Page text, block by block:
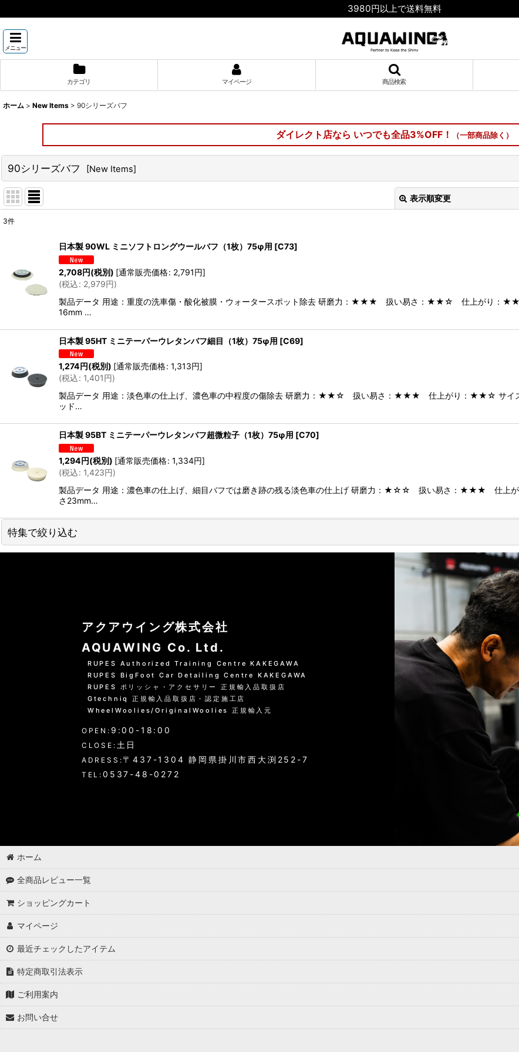
3980円以上で送料無料
メニュー
カテゴリ マイページ 商品検索
ホーム > New Items > 90シリーズバフ
ダイレクト店なら いつでも全品3%OFF！ （一部商品除く）
90シリーズバフ [New Items]
表示順変更
絞り込む
3件
日本製 90WL ミニソフトロングウールバフ（1枚）75φ用 [C73]
2,708円(税別) [通常販売価格: 2,791円]
(税込: 2,979円)
製品データ 用途：重度の洗車傷・酸化被膜・ウォータースポット除去 研磨力：★★★ 扱い易さ：★★☆ 仕上がり：
16mm …
日本製 95HT ミニテーパーウレタンバフ細目（1枚）75φ用 [C69]
1,274円(税別) [通常販売価格: 1,313円]
(税込: 1,401円)
製品データ 用途：淡色車の仕上げ、濃色車の中程度の傷除去 研磨力：★★☆ 扱い易さ：★★★ 仕上がり：★★☆ サイ
ッド…
日本製 95BT ミニテーパーウレタンバフ超微粒子（1枚）75φ用 [C70]
1,294円(税別) [通常販売価格: 1,334円]
(税込: 1,423円)
製品データ 用途：濃色車の仕上げ、細目バフでは磨き跡の残る淡色車の仕上げ 研磨力：★☆☆ 扱い易さ：★★★ 仕
さ23mm…
特集で絞り込む
PHリフレッシュシャンプー洗車
黒い筋状の水垢・古い保護層
ホイール・タイヤの洗浄
ウインドウガラス（外窓）の洗浄
ボディコーティング（通常カラー）
ボディコーティング（マットカラー）
アルミホイールコーティング（クリアーコートなし アルミ素地 ）
アルミホイールコーティング（メッキ・スパッタリング）
アルミホイールコーティング（艶消〜半艶 マットカラー）
アルミホイールコーティング（クリアーなし ソリッドカラー塗装）
アクアウイング株式会社
AQUAWING Co. Ltd.
RUPES Authorized Training Centre KAKEGAWA
RUPES BigFoot Car Detailing Centre KAKEGAWA
RUPES ポリッシャ・アクセサリー 正規輸入品取扱店
Gtechniq 正規輸入品取扱店・認定施工店
WheelWoolies/OriginalWoolies 正規輸入元
OPEN: 9:00-18:00
CLOSE: 土日
ADRESS: 〒437-1304 静岡県掛川市西大渕252-7
TEL: 0537-48-0272
ホーム
全商品レビュー一覧
ショッピングカート
マイページ
最近チェックしたアイテム
特定商取引法表示
ご利用案内
お問い合せ